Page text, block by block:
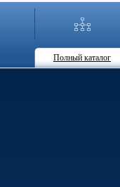
Полный каталог